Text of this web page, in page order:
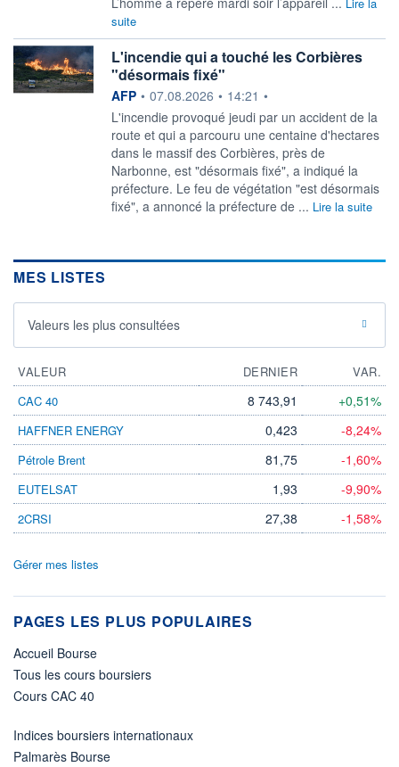
suite
L'incendie qui a touché les Corbières
"désormais fixé"
information fournie par
AFP • 07.08.2026 • 14:21 •
L'incendie provoqué jeudi par un accident de la
route et qui a parcouru une centaine d'hectares
dans le massif des Corbières, près de
Narbonne, est "désormais fixé", a indiqué la
préfecture. Le feu de végétation "est désormais
fixé", a annoncé la préfecture de ... Lire la suite
MES LISTES
Valeurs les plus consultées
VALEUR DERNIER
VAR.
CAC 40
8 743,91 +0,51%
HAFFNER ENERGY 0,423 -8,24%
Pétrole Brent 81,75 -1,60%
EUTELSAT 1,93 -9,90%
2CRSI 27,38 -1,58%
Gérer mes listes
PAGES LES PLUS POPULAIRES
Accueil Bourse
Tous les cours boursiers
Cours CAC 40
Indices boursiers internationaux
Palmarès Bourse